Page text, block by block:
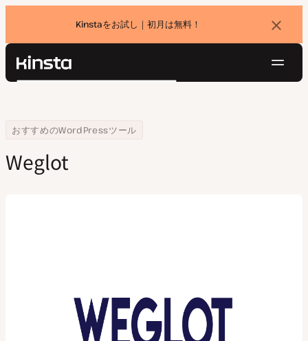
Kinstaをお試し｜初月は無料！
バ
ナ
を
Kinsta®
価格設定
お問い合わせ
検
Home
会社
おすすめのWordPressツール
Weglot
Weglot